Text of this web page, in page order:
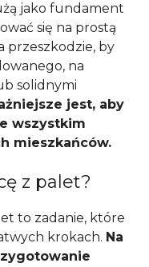
jako fundament
się na prostą
przeszkodzie, by
na
solidnymi
jest, aby
wszystkim
mieszkańców.
z palet?
to zadanie, które
krokach. Na